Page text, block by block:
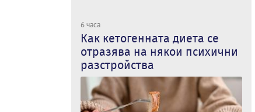
6 часа
Как кетогенната диета се
отразява на някои психични
разстройства